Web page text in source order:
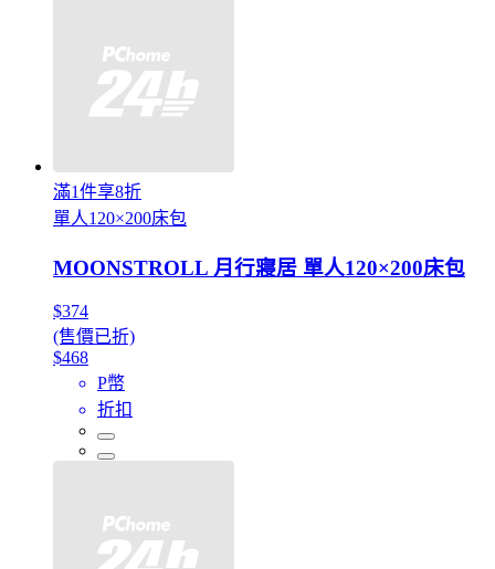
滿1件享8折
單人120×200床包
MOONSTROLL 月行寢居 單人120×200床包
$374
(售價已折)
$468
P幣
折扣